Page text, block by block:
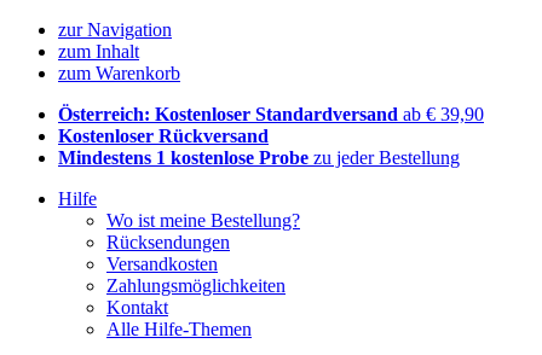
zur Navigation
zum Inhalt
zum Warenkorb
Österreich: Kostenloser Standardversand ab € 39,90
Kostenloser Rückversand
Mindestens 1 kostenlose Probe zu jeder Bestellung
Hilfe
Wo ist meine Bestellung?
Rücksendungen
Versandkosten
Zahlungsmöglichkeiten
Kontakt
Alle Hilfe-Themen